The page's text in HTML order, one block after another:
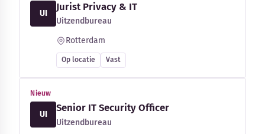
UI
Jurist Privacy & IT
Uitzendbureau
Rotterdam
Op locatie Vast
Nieuw
UI
Senior IT Security Officer
Uitzendbureau